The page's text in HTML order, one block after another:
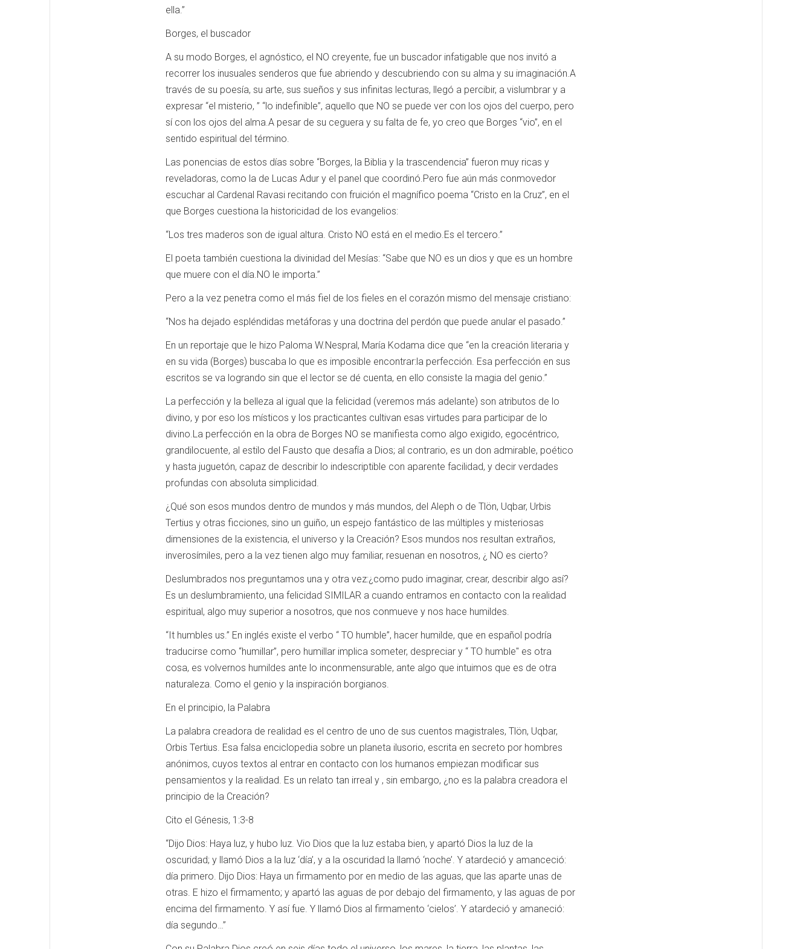
ella.”
Borges, el buscador
A su modo Borges, el agnóstico, el NO creyente, fue un buscador infatigable que nos invitó a
recorrer los inusuales senderos que fue abriendo y descubriendo con su alma y su imaginación.A
través de su poesía, su arte, sus sueños y sus infinitas lecturas, llegó a percibir, a vislumbrar y a
expresar “el misterio, ” “lo indefinible”, aquello que NO se puede ver con los ojos del cuerpo, pero
sí con los ojos del alma.A pesar de su ceguera y su falta de fe, yo creo que Borges “vio”, en el
sentido espiritual del término.
Las ponencias de estos días sobre “Borges, la Biblia y la trascendencia” fueron muy ricas y
reveladoras, como la de Lucas Adur y el panel que coordinó.Pero fue aún más conmovedor
escuchar al Cardenal Ravasi recitando con fruición el magnífico poema “Cristo en la Cruz”, en el
que Borges cuestiona la historicidad de los evangelios:
“Los tres maderos son de igual altura. Cristo NO está en el medio.Es el tercero.”
El poeta también cuestiona la divinidad del Mesías: “Sabe que NO es un dios y que es un hombre
que muere con el día.NO le importa.”
Pero a la vez penetra como el más fiel de los fieles en el corazón mismo del mensaje cristiano:
“Nos ha dejado espléndidas metáforas y una doctrina del perdón que puede anular el pasado.”
En un reportaje que le hizo Paloma W.Nespral, María Kodama dice que “en la creación literaria y
en su vida (Borges) buscaba lo que es imposible encontrar:la perfección. Esa perfección en sus
escritos se va logrando sin que el lector se dé cuenta, en ello consiste la magia del genio.”
La perfección y la belleza al igual que la felicidad (veremos más adelante) son atributos de lo
divino, y por eso los místicos y los practicantes cultivan esas virtudes para participar de lo
divino.La perfección en la obra de Borges NO se manifiesta como algo exigido, egocéntrico,
grandilocuente, al estilo del Fausto que desafía a Dios; al contrario, es un don admirable, poético
y hasta juguetón, capaz de describir lo indescriptible con aparente facilidad, y decir verdades
profundas con absoluta simplicidad.
¿Qué son esos mundos dentro de mundos y más mundos, del Aleph o de Tlön, Uqbar, Urbis
Tertius y otras ficciones, sino un guiño, un espejo fantástico de las múltiples y misteriosas
dimensiones de la existencia, el universo y la Creación? Esos mundos nos resultan extraños,
inverosímiles, pero a la vez tienen algo muy familiar, resuenan en nosotros, ¿ NO es cierto?
Deslumbrados nos preguntamos una y otra vez:¿como pudo imaginar, crear, describir algo así?
Es un deslumbramiento, una felicidad SIMILAR a cuando entramos en contacto con la realidad
espiritual, algo muy superior a nosotros, que nos conmueve y nos hace humildes.
“It humbles us.” En inglés existe el verbo “ TO humble”, hacer humilde, que en español podría
traducirse como “humillar”, pero humillar implica someter, despreciar y “ TO humble" es otra
cosa, es volvernos humildes ante lo inconmensurable, ante algo que intuimos que es de otra
naturaleza. Como el genio y la inspiración borgianos.
En el principio, la Palabra
La palabra creadora de realidad es el centro de uno de sus cuentos magistrales, Tlön, Uqbar,
Orbis Tertius. Esa falsa enciclopedia sobre un planeta ilusorio, escrita en secreto por hombres
anónimos, cuyos textos al entrar en contacto con los humanos empiezan modificar sus
pensamientos y la realidad. Es un relato tan irreal y , sin embargo, ¿no es la palabra creadora el
principio de la Creación?
Cito el Génesis, 1:3-8
“Dijo Dios: Haya luz, y hubo luz. Vio Dios que la luz estaba bien, y apartó Dios la luz de la
oscuridad; y llamó Dios a la luz ‘día’, y a la oscuridad la llamó ‘noche’. Y atardeció y amanceció:
día primero. Dijo Dios: Haya un firmamento por en medio de las aguas, que las aparte unas de
otras. E hizo el firmamento; y apartó las aguas de por debajo del firmamento, y las aguas de por
encima del firmamento. Y así fue. Y llamó Dios al firmamento ‘cielos’. Y atardeció y amaneció:
día segundo…”